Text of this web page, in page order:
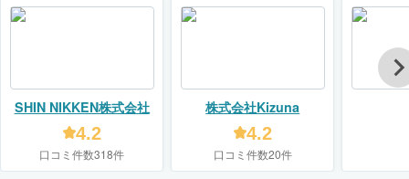
SHIN NIKKEN株式会社
4.2
口コミ件数318件
株式会社Kizuna
4.2
口コミ件数20件